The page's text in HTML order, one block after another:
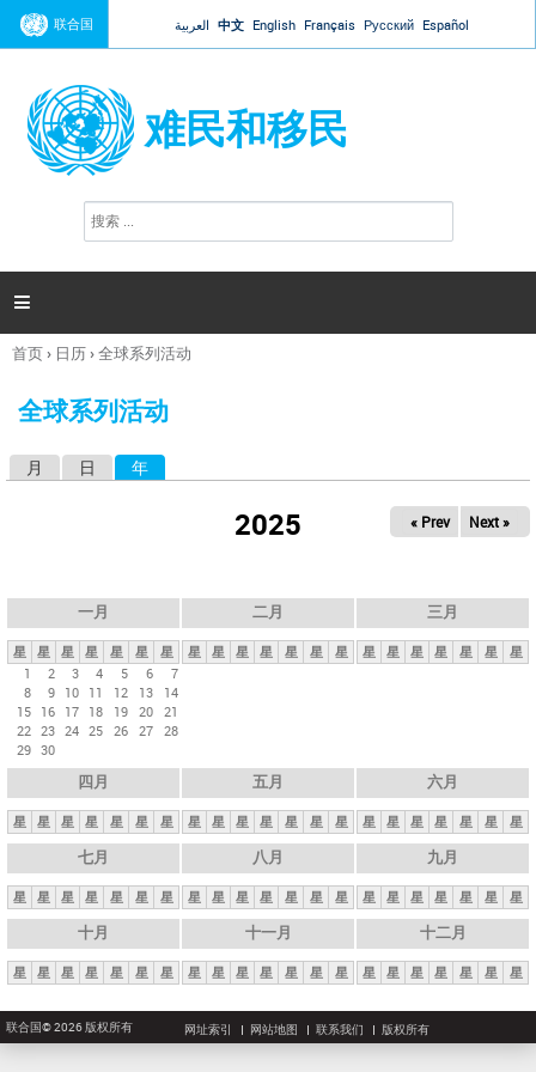
Jump to navigation
联合国 العربية 中文 English Français Русский Español
难民和移民
搜
索

你
这
首页› 日历›全球系列活动
全球系列活动
月 日 年
2025 « Prev Next »
一月
星 星 星 星 星 星
星
1
2 3 4 5 6
7
8
9 10 11 12 13
14
15 16 17 18 19 20 21
22 23 24 25 26 27 28
29 30
二月
星 星 星 星 星 星 星
三月
星 星 星 星 星 星 星
四月
星 星 星 星 星 星 星
五月
星 星 星 星 星 星 星
六月
星 星 星 星 星 星 星
七月
星 星 星 星 星 星 星
八月
星 星 星 星 星 星 星
九月
星 星 星 星 星 星 星
十月
星 星 星 星 星 星 星
十一月
星 星 星 星 星 星 星
十二月
星 星 星 星 星 星 星
联合国© 2026 版权所有 网址索引 网站地图 联系我们 版权所有